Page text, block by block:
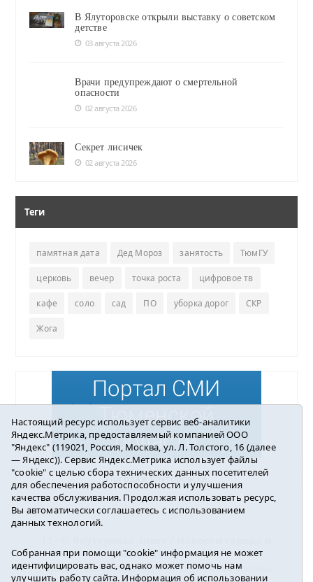
В Ялуторовске открыли выставку о советском
детстве
03 августа 2026
Врачи предупреждают о смертельной
опасности
02 августа 2026
Секрет лисичек
02 августа 2026
Теги
памятная дата Дед Мороз занятость ТюмГУ
церковь вечер точка роста цифровое тв
кафе соло сад ПО уборка дорог СКР
Жога
Погода в Ялуторовске
района2016-2023
Учредитель: АНО «ИИЦ « Ялуторовская жизнь».
Настоящий ресурс использует сервис веб-аналитики
Яндекс.Метрика, предоставляемый компанией ООО
"Яндекс" (119021, Россия, Москва, ул. Л. Толстого, 16 (далее
— Яндекс)). Сервис Яндекс.Метрика использует файлы
"cookie" с целью сбора технических данных посетителей
для обеспечения работоспособности и улучшения
качества обслуживания. Продолжая использовать ресурс,
Вы автоматически соглашаетесь с использованием
данных технологий.
Собранная при помощи "cookie" информация не может
идентифицировать вас, однако может помочь нам
улучшить работу сайта. Информация об использовании